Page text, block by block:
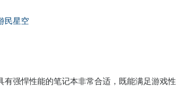
强悍性能的笔记本非常合适，既能满足游戏性